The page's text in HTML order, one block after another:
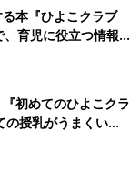
本『ひよこクラブ
育児に役立つ情報が
初めてのひよこクラ
の授乳がうまくい
のトラブル 解決テ